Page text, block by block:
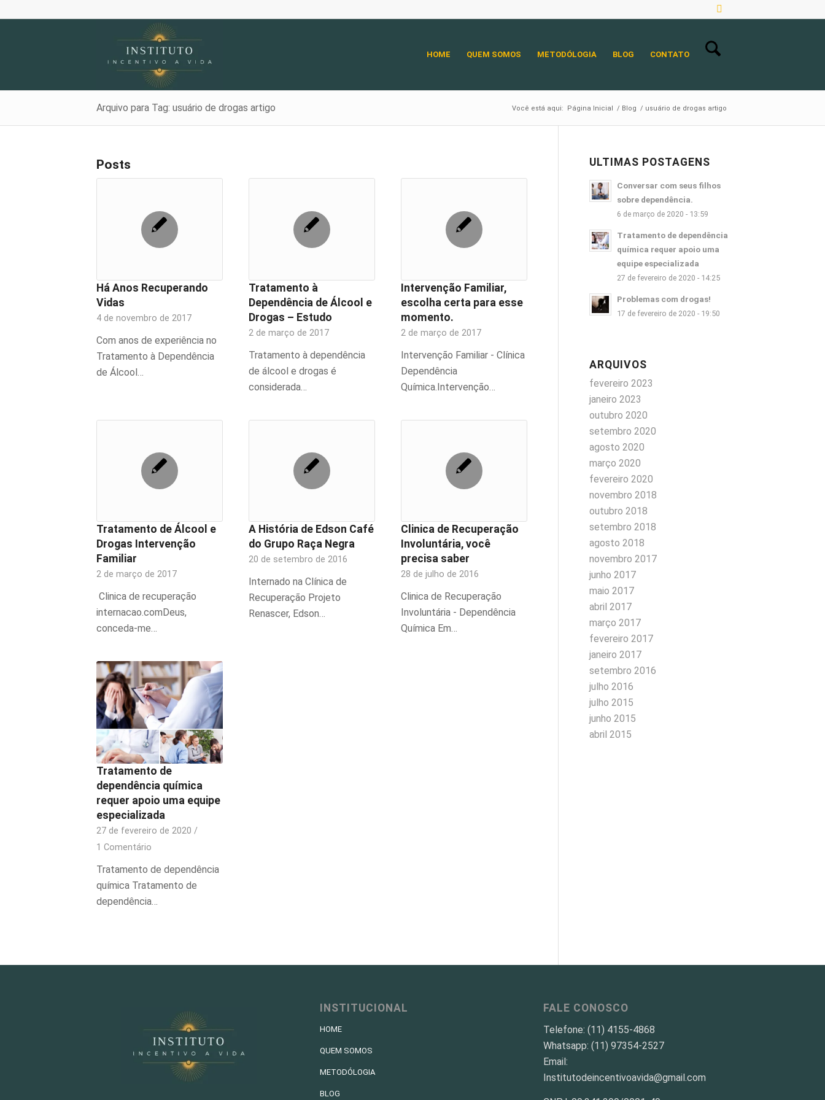
HOME QUEM SOMOS METODÓLOGIA BLOG CONTATO
Arquivo para Tag: usuário de drogas artigo Você está aqui: Página Inicial / Blog / usuário de drogas artigo
Posts
Há Anos Recuperando
Vidas
4 de novembro de 2017
Com anos de experiência no
Tratamento à Dependência
de Álcool…
Tratamento à
Dependência de Álcool e
Drogas – Estudo
2 de março de 2017
Tratamento à dependência
de álcool e drogas é
considerada…
Intervenção Familiar,
escolha certa para esse
momento.
2 de março de 2017
Intervenção Familiar - Clínica
Dependência
Química.Intervenção…
Tratamento de Álcool e
Drogas Intervenção
Familiar
2 de março de 2017
Clinica de recuperação
internacao.comDeus,
conceda-me…
A História de Edson Café
do Grupo Raça Negra
20 de setembro de 2016
Internado na Clínica de
Recuperação Projeto
Renascer, Edson…
Clinica de Recuperação
Involuntária, você
precisa saber
28 de julho de 2016
Clinica de Recuperação
Involuntária - Dependência
Química Em…
Tratamento de
dependência química
requer apoio uma equipe
especializada
27 de fevereiro de 2020 /
1 Comentário
Tratamento de dependência
quí­mica Tratamento de
dependência…
ULTIMAS POSTAGENS
Conversar com seus filhos
sobre dependência.
6 de março de 2020 - 13:59
Tratamento de dependência
química requer apoio uma
equipe especializada
27 de fevereiro de 2020 - 14:25
Problemas com drogas!
17 de fevereiro de 2020 - 19:50
ARQUIVOS
fevereiro 2023
janeiro 2023
outubro 2020
setembro 2020
agosto 2020
março 2020
fevereiro 2020
novembro 2018
outubro 2018
setembro 2018
agosto 2018
novembro 2017
junho 2017
maio 2017
abril 2017
março 2017
fevereiro 2017
janeiro 2017
setembro 2016
julho 2016
julho 2015
junho 2015
abril 2015
INSTITUCIONAL
HOME
QUEM SOMOS
METODÓLOGIA
BLOG
FALE CONOSCO
Telefone: (11) 4155-4868
Whatsapp: (11) 97354-2527
Email:
Institutodeincentivoavida@gmail.com